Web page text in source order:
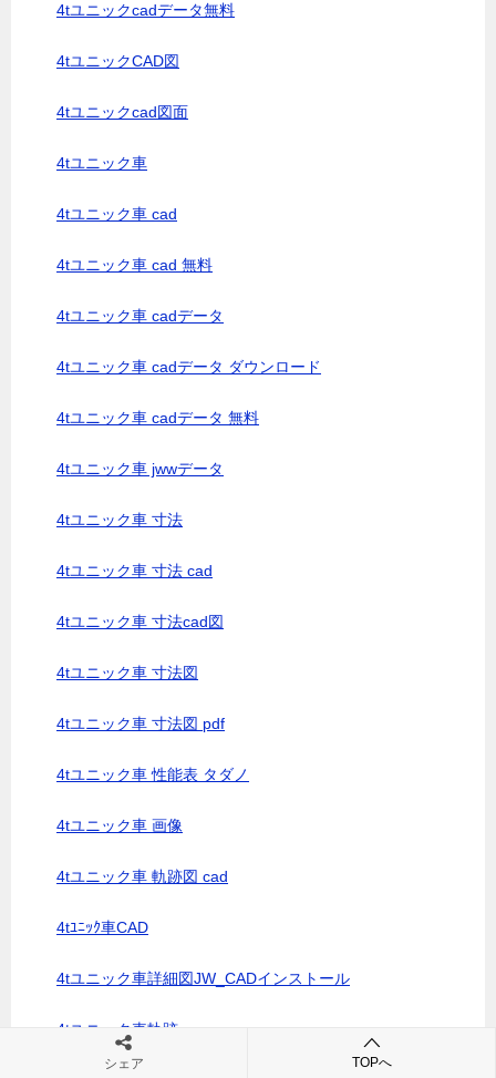
4tユニックcadデータ無料
4tユニックCAD図
4tユニックcad図面
4tユニック車
4tユニック車 cad
4tユニック車 cad 無料
4tユニック車 cadデータ
4tユニック車 cadデータ ダウンロード
4tユニック車 cadデータ 無料
4tユニック車 jwwデータ
4tユニック車 寸法
4tユニック車 寸法 cad
4tユニック車 寸法cad図
4tユニック車 寸法図
4tユニック車 寸法図 pdf
4tユニック車 性能表 タダノ
4tユニック車 画像
4tユニック車 軌跡図 cad
4tﾕﾆｯｸ車CAD
4tユニック車詳細図JW_CADインストール
4tユニック車軌跡
シェア TOPへ